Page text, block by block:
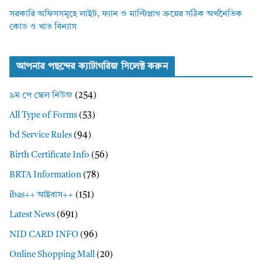
সরকারি অফিসসমূহে লাইট, ফ্যান ও মাল্টিপ্লাগ ক্রয়ের সঠিক অর্থনৈতিক
কোড ও খাত বিন্যাস
আপনার পছন্দের ক্যাটাগরিজ সিলেক্ট করুন
৯ম পে স্কেল নিউজ (254)
All Type of Forms (53)
bd Service Rules (94)
Birth Certificate Info (56)
BRTA Information (78)
ibas++ আইবাস++ (151)
Latest News (691)
NID CARD INFO (96)
Online Shopping Mall (20)